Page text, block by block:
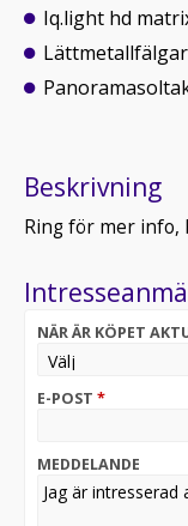
Iq.light hd
Beskrivning
Ring för mer info,
NÄR ÄR KÖPET
E-POST *
MEDDELANDE